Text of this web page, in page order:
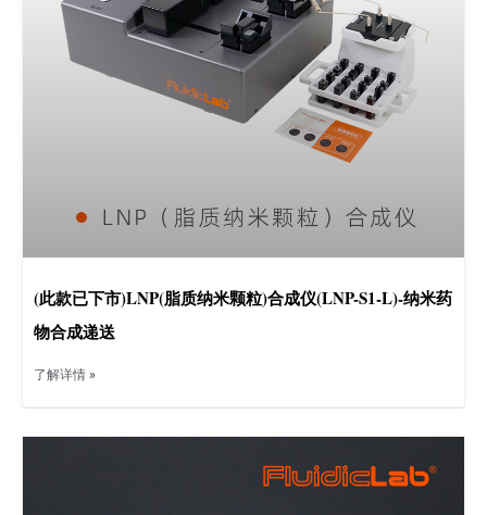
(此款已下市)LNP(脂质纳米颗粒)合成仪(LNP-S1-L)-纳米药
物合成递送
了解详情 »